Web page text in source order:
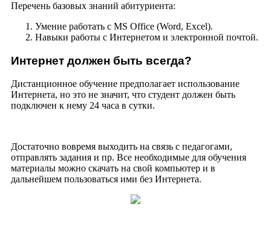
Перечень базовых знаний абитуриента:
Умение работать с MS Office (Word, Exсel).
Навыки работы с Интернетом и электронной почтой.
Интернет должен быть всегда?
Дистанционное обучение предполагает использование
Интернета, но это не значит, что студент должен быть
подключен к нему 24 часа в сутки.
Достаточно вовремя выходить на связь с педагогами,
отправлять задания и пр. Все необходимые для обучения
материалы можно скачать на свой компьютер и в
дальнейшем пользоваться ими без Интернета.